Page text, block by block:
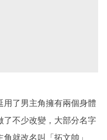
用了男主角擁有兩個身體
了不少改變，大部分名字
就改名叫「拓文帥」